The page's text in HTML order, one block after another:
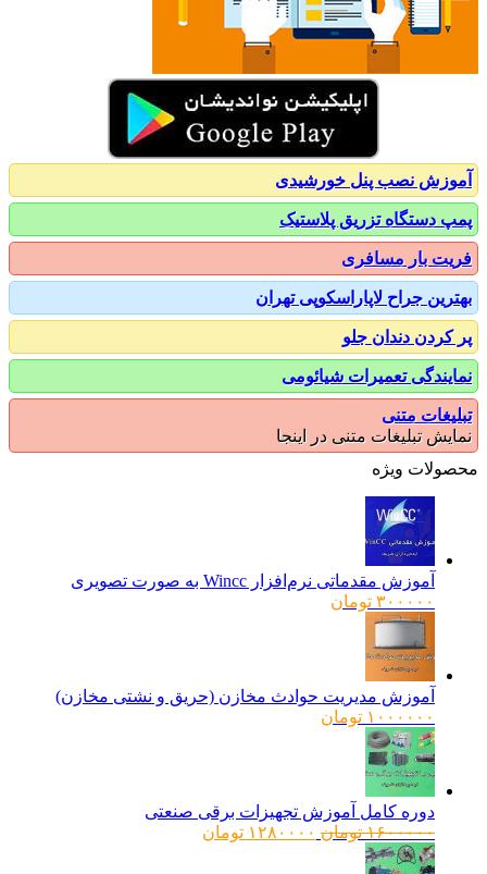
نصب پنل خورشیدی
دستگاه تزریق پلاستیک
بار مسافری
جراح لاپاراسکوپی تهران
دندان جلو
تعمیرات شیائومی
متنی
تبلیغات متنی در اینجا
ویژه
آموزش مقدماتی نرم‌افزار Wincc به صورت تصویری
۳۰۰۰۰۰ تومان
آموزش مدیریت حوادث مخازن (حریق و نشتی مخازن)
۱۰۰۰۰۰۰ تومان
دوره کامل آموزش تجهیزات برقی صنعتی
۱۶۰۰۰۰۰ تومانقیمت
۱۲۸۰۰۰۰ تومانقیمت